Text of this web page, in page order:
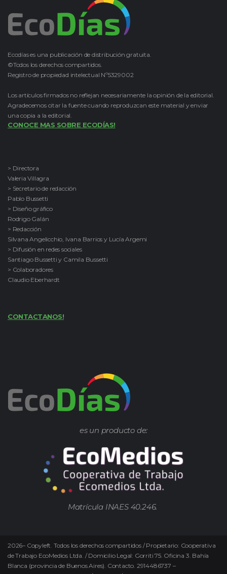
Ecodías es una publicación de distribución gratuita.
©Todos los derechos compartidos.
Registro de propiedad intelectual Nº5329002
Los artículos firmados no reflejan necesariamente la opinión de la editorial.
Agradecemos citar la fuente cuando reproduzcan este material y enviar
una copia a la editorial.
CONOCE MAS SOBRE ECODÍAS!
> Directora
Valeria Villagra
> Secretario de redacción
Pablo Bussetti
> Diseño gráfico
Rodrigo Galán
> Redacción
Silvana Angelicchio, Ivana Barrios y Lucía Argemi
> Difusión en redes sociales
Santiago Bussetti y Camila Bussetti
> Colaboradores
Claudio Eberhardt
CONTACTANOS!
es un producto de:
Matrícula INAES 40.246.
2026– Copyleft. Todos los derechos compartidos / Propietario: Cooperativa
de Trabajo EcoMedios Ltda. / Domicilio Legal: Gorriti 75. Oficina 3. Bahía
Blanca (provincia de Buenos Aires). Contacto. 2914486737 –